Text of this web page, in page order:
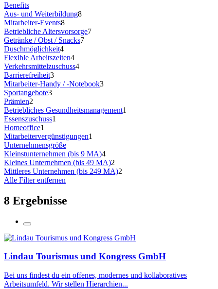
Benefits
Aus- und Weiterbildung8
Mitarbeiter-Events8
Betriebliche Altersvorsorge7
Getränke / Obst / Snacks7
Duschmöglichkeit4
Flexible Arbeitszeiten4
Verkehrsmittelzuschuss4
Barrierefreiheit3
Mitarbeiter-Handy / -Notebook3
Sportangebote3
Prämien2
Betriebliches Gesundheitsmanagement1
Essenszuschuss1
Homeoffice1
Mitarbeitervergünstigungen1
Unternehmensgröße
Kleinstunternehmen (bis 9 MA)4
Kleines Unternehmen (bis 49 MA)2
Mittleres Unternehmen (bis 249 MA)2
Alle Filter entfernen
8 Ergebnisse
Lindau Tourismus und Kongress GmbH
Bei uns findest du ein offenes, modernes und kollaboratives
Arbeitsumfeld. Wir stellen Hierarchien...